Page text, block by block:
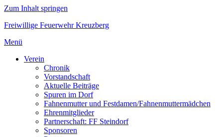
Zum Inhalt springen
Freiwillige Feuerwehr Kreuzberg
Menü
Verein
Chronik
Vorstandschaft
Aktuelle Beiträge
Spuren im Dorf
Fahnenmutter und Festdamen/Fahnenmuttermädchen
Ehrenmitglieder
Partnerschaft: FF Steindorf
Sponsoren